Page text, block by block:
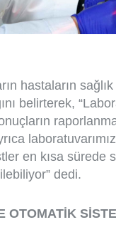
hastaların
belirterek,
en kısa sürede
dedi.
OTOMATİK